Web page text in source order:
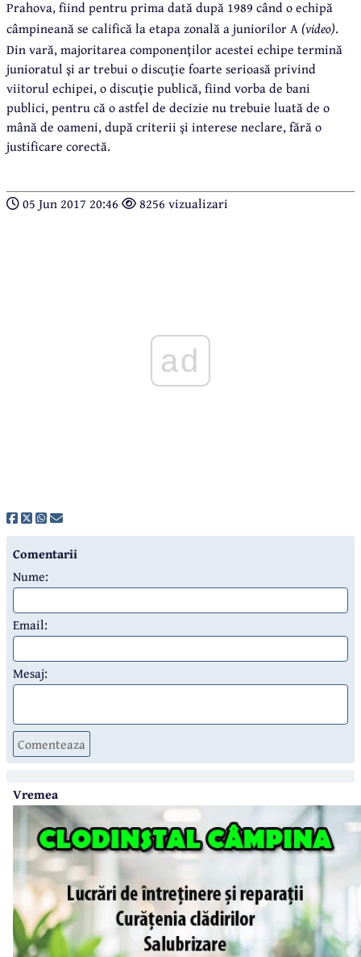
Prahova, fiind pentru prima dată după 1989 când o echipă
câmpineană se califică la etapa zonală a juniorilor A(video).
Din vară, majoritarea componenţilor acestei echipe termină
junioratul şi ar trebui o discuţie foarte serioasă privind
viitorul echipei, o discuţie publică, fiind vorba de bani
publici, pentru că o astfel de decizie nu trebuie luată de o
mână de oameni, după criterii şi interese neclare, fără o
justificare corectă.
05 Jun 2017 20:46 8256 vizualizari
ad
Comentarii
Nume:
Email:
Mesaj:
Comenteaza
Vremea